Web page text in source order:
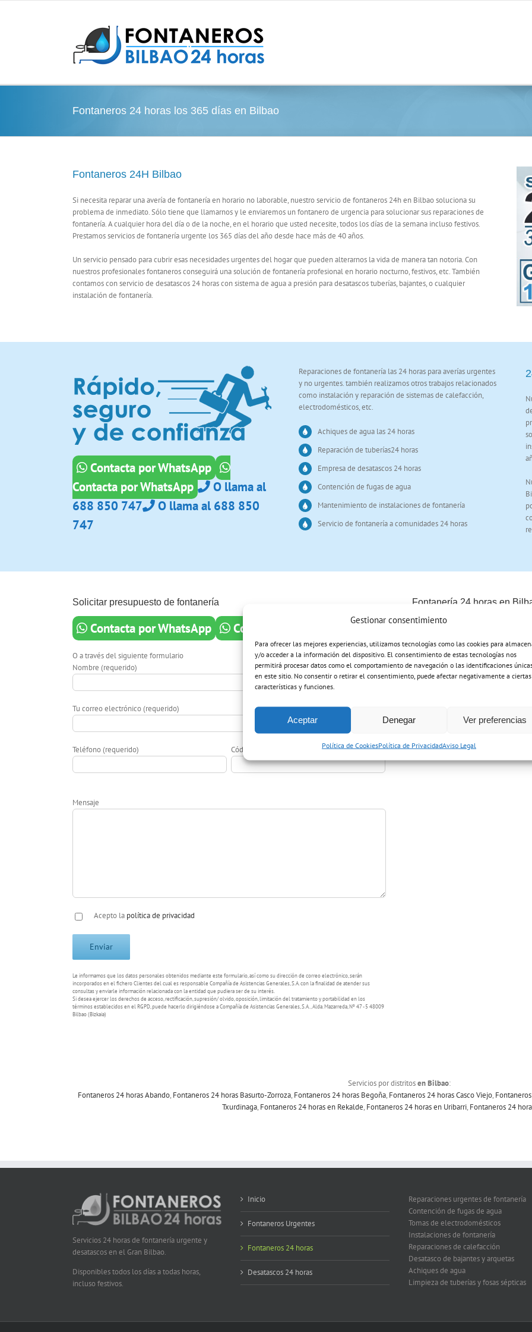
Gestionar consentimiento
Para ofrecer las mejores experiencias, utilizamos tecnologías como las cookies para
y/o acceder a la información del dispositivo. El consentimiento de estas tecnologías nos
permitirá procesar datos como el comportamiento de navegación o las identificaciones
en este sitio. No consentir o retirar el consentimiento, puede afectar negativamente a ciertas
características y funciones.
Aceptar Denegar Ver preferencias
Política de CookiesPolítica de PrivacidadAviso Legal
Fontaneros 24 horas los 365 días en Bilbao
Fontaneros 24H Bilbao
Si necesita reparar una avería de fontanería en horario no laborable, nuestro servicio de fontaneros 24h en Bilbao soluciona su
problema de inmediato. Sólo tiene que llamarnos y le enviaremos un fontanero de urgencia para solucionar sus reparaciones de
fontanería. A cualquier hora del día o de la noche, en el horario que usted necesite, todos los días de la semana incluso festivos.
Prestamos servicios de fontanería urgente los 365 días del año desde hace más de 40 años.
Un servicio pensado para cubrir esas necesidades urgentes del hogar que pueden alterarnos la vida de manera tan notoria. Con
nuestros profesionales fontaneros conseguirá una solución de fontanería profesional en horario nocturno, festivos, etc. También
contamos con servicio de desatascos 24 horas con sistema de agua a presión para desatascos tuberías, bajantes, o cualquier
instalación de fontanería.
Contacta por WhatsApp
Contacta por WhatsApp
O llama al
688 850 747
O llama al 688 850
747
Reparaciones de fontanería las 24 horas para averías urgentes
y no urgentes. también realizamos otros trabajos relacionados
como instalación y reparación de sistemas de calefacción,
electrodomésticos, etc.
Achiques de agua las 24 horas
Reparación de tuberías24 horas
Empresa de desatascos 24 horas
Contención de fugas de agua
Mantenimiento de instalaciones de fontanería
Servicio de fontanería a comunidades 24 horas
Solicitar presupuesto de fontanería
Contacta por WhatsApp Contacta por WhatsApp
O a través del siguiente formulario
Nombre (requerido)
Tu correo electrónico (requerido)
Teléfono (requerido) Código Postal (requerido)
Mensaje
Acepto la política de privacidad
Le informamos que los datos personales obtenidos mediante este formulario, así como su dirección de correo electrónico, serán
incorporados en el fichero Clientes del cual es responsable Compañía de Asistencias Generales, S.A. con la finalidad de atender sus
consultas y enviarle información relacionada con la entidad que pudiera ser de su interés.
Si desea ejercer los derechos de acceso, rectificación, supresión/ olvido, oposición, limitación del tratamiento y portabilidad en los
términos establecidos en el RGPD, puede hacerlo dirigiéndose a Compañía de Asistencias Generales, S.A., Alda. Mazarreda, Nº 47 - 5 48009
Bilbao (Bizkaia)
Fontanería 24 horas en
Servicios por distritosen Bilbao:
Fontaneros 24 horas Abando, Fontaneros 24 horas Basurto-Zorroza, Fontaneros 24 horas Begoña, Fontaneros 24 horas Casco Viejo,
Txurdinaga, Fontaneros 24 horas en Rekalde, Fontaneros 24 horas en Uribarri, Fontaneros 24
Servicios 24 horas de fontanería urgente y
desatascos en el Gran Bilbao.
Disponibles todos los días a todas horas,
incluso festivos.
Inicio
Fontaneros Urgentes
Fontaneros 24 horas
Desatascos 24 horas
Reparaciones urgentes de fontanería
Contención de fugas de agua
Tomas de electrodomésticos
Instalaciones de fontanería
Reparaciones de calefacción
Desatasco de bajantes y arquetas
Achiques de agua
Limpieza de tuberías y fosas sépticas